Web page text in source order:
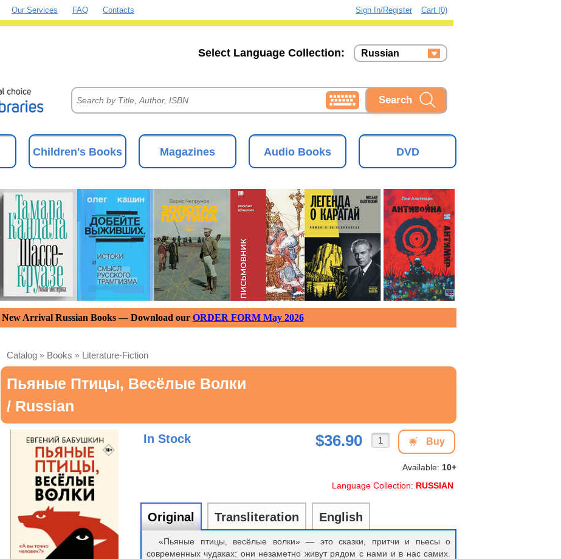
Our Services FAQ Contacts Cart (0)
Sign In/Register
Russian
Ukrainian
Select Language Collection:
Children's Books Magazines Audio Books DVD
New Arrival Russian Books — Download our ORDER FORM May 2026
Catalog » Books » Literature-Fiction
Пьяные Птицы, Весёлые Волки
/ Russian
In Stock Buy
$36.90
Available: 10+
Language Collection: RUSSIAN
Original Transliteration English
«Пьяные птицы, весёлые волки» — это сказки, притчи и пьесы о
современных чудаках: они незаметно живут рядом с нами и в нас самих.